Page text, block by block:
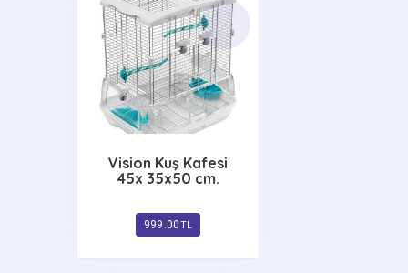
Vision Kuş Kafesi
45x 35x50 cm.
999.00TL